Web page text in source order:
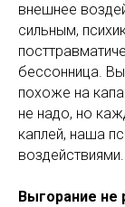
внешнее
сильным,
бессонница.
похоже на
не надо, но
каплей, наша
воздействиями.
Выгорание не